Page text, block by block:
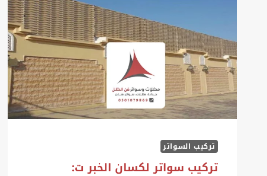
خشبية
بالدمام
تركيب السواتر
تركيب سواتر لكسان الخبر ت: